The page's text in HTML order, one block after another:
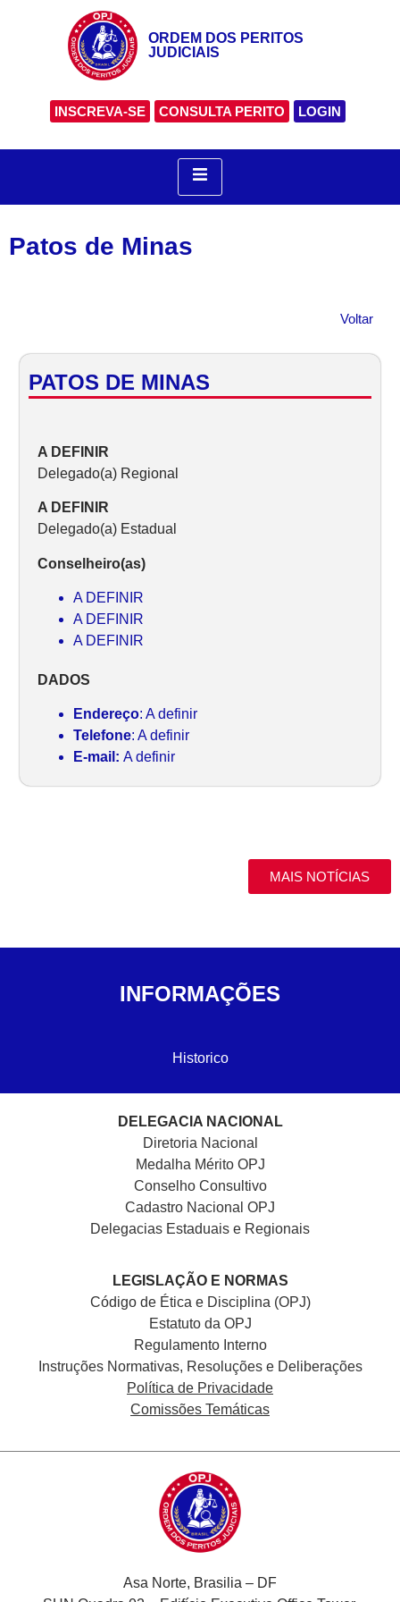
ORDEM DOS PERITOS
JUDICIAIS
INSCREVA-SE CONSULTA PERITO LOGIN
Patos de Minas
Voltar
PATOS DE MINAS
A DEFINIR
Delegado(a) Regional
A DEFINIR
Delegado(a) Estadual
Conselheiro(as)
A DEFINIR
A DEFINIR
A DEFINIR
DADOS
Endereço: A definir
Telefone: A definir
E-mail: A definir
MAIS NOTÍCIAS
INFORMAÇÕES
Historico
DELEGACIA NACIONAL
Diretoria Nacional
Medalha Mérito OPJ
Conselho Consultivo
Cadastro Nacional OPJ
Delegacias Estaduais e Regionais
LEGISLAÇÃO E NORMAS
Código de Ética e Disciplina (OPJ)
Estatuto da OPJ
Regulamento Interno
Instruções Normativas, Resoluções e Deliberações
Política de Privacidade
Comissões Temáticas
Asa Norte, Brasilia – DF